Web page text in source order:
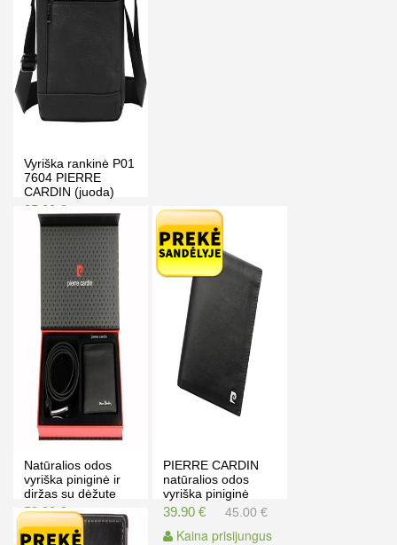
Vyriška rankinė P01
7604 PIERRE
CARDIN (juoda)
35.00 €
Kaina prisijungus
39.00 €
PIRKTI
Natūralios odos
vyriška piniginė ir
diržas su dėžute
PIERRE CARDIN
ZG93
59.00 €
Kaina prisijungus
69.00 €
PIERRE CARDIN
natūralios odos
vyriška piniginė
TILAK03 331
39.90 €
Kaina prisijungus
45.00 €